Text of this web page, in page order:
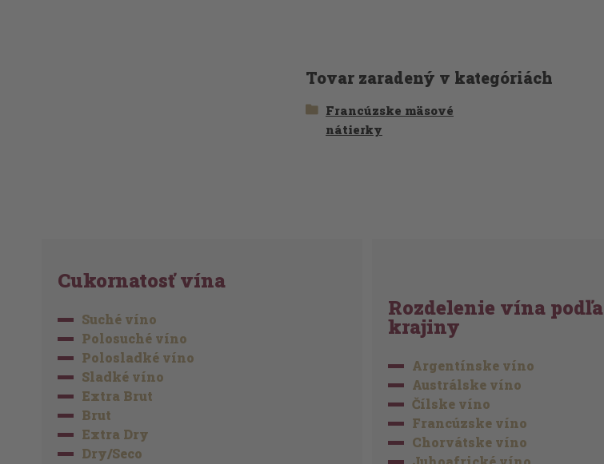
Tovar zaradený v kategóriách
Francúzske mäsové
nátierky
Cukornatosť vína
Suché víno
Polosuché víno
Polosladké víno
Sladké víno
Extra Brut
Brut
Extra Dry
Dry/Seco
Rozdelenie vína podľa
krajiny
Argentínske víno
Austrálske víno
Čílske víno
Francúzske víno
Chorvátske víno